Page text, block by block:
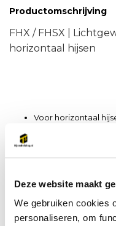
Deze website maakt
We gebruiken cookies
personaliseren, om
Productomschrijving
FHX / FHSX |
horizontaal hijsen
Voor horizontaal
FHX/FHSX
Krachtige heavy
FHSX-typen